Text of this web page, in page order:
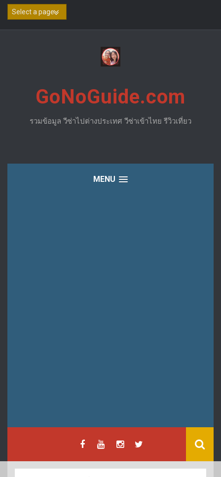
Skip
GoNoGuide.com
รวมข้อมูล วีซ่าไปต่างประเทศ วีซ่าเข้าไทย รีวิวเที่ยว
MENU